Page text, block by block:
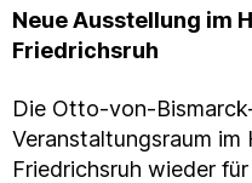
Neue Ausstellung im
Friedrichsruh
Die Otto-von-
Veranstaltungsraum
Friedrichsruh wieder